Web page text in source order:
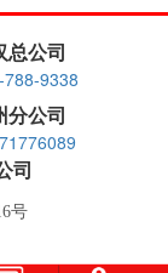
总公司
9338
分公司
司
号